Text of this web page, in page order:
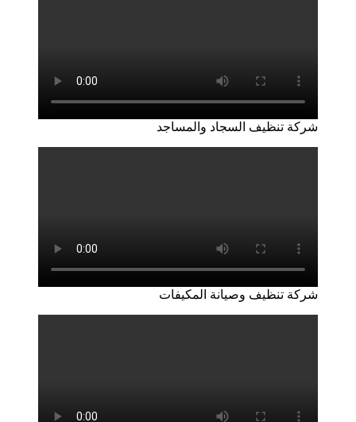
شركة تنظيف السجاد والمساجد
شركة تنظيف وصيانة المكيفات